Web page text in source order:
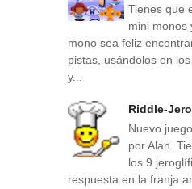
Tienes que
mini monos
mono sea feliz
pistas, usándolos en
y...
Riddle-
Nuevo
por Alan.
los 9
respuesta en la franja